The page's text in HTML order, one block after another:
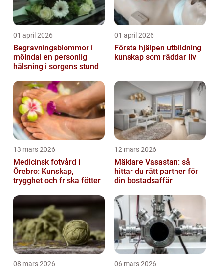
01 april 2026
Begravningsblommor i
mölndal en personlig
hälsning i sorgens stund
01 april 2026
Första hjälpen utbildning
kunskap som räddar liv
13 mars 2026
Medicinsk fotvård i
Örebro: Kunskap,
trygghet och friska fötter
12 mars 2026
Mäklare Vasastan: så
hittar du rätt partner för
din bostadsaffär
08 mars 2026 06 mars 2026